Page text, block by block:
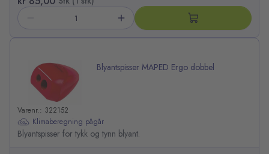
Blyantspisser MAPED Ergo dobbel
Varenr.: 322152
Klimaberegning pågår
Blyantspisser for tykk og tynn blyant.